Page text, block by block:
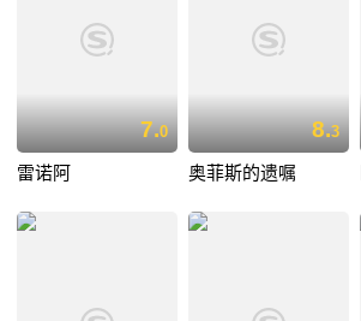
7.0
雷诺阿
8.3
奥菲斯的遗嘱